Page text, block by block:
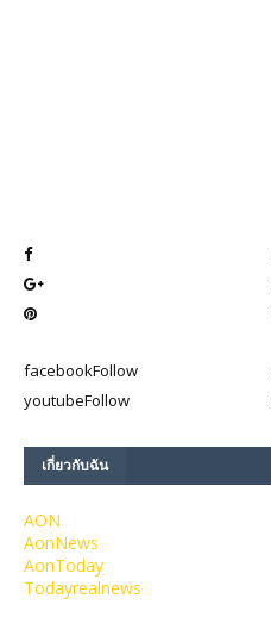
facebookFollow
youtubeFollow
เกี่ยวกับฉัน
AON
AonNews
AonToday
Todayrealnews